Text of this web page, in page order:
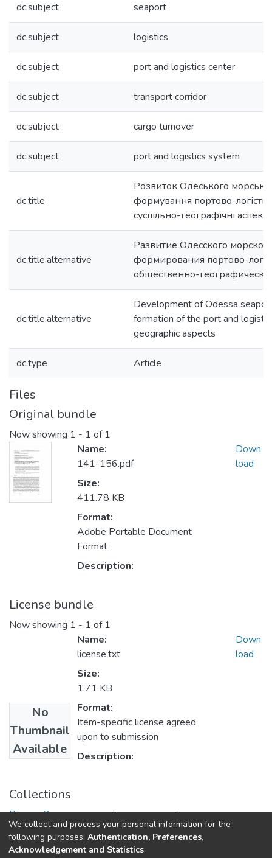
dc.subject seaport
dc.subject logistics
dc.subject port and logistics center
dc.subject transport corridor
dc.subject cargo turnover
dc.subject port and logistics system
dc.title
Розвиток Одеського
формування портово-
суспільно-географічні
dc.title.alternative
Развитие Одесского
формирования портово-
общественно-
dc.title.alternative
Development of Odessa
formation of the port and
geographic aspects
dc.type Article
Files
Original bundle
Now showing 1 - 1 of 1
Name:
141-156.pdf
Size:
411.78 KB
Format:
Adobe Portable Document
Format
Description:
Down
load
License bundle
Now showing 1 - 1 of 1
No
Thumbnail
Available
Name:
license.txt
Size:
1.71 KB
Format:
Item-specific license agreed
upon to submission
Description:
Down
load
Collections
Вісник Одеського національного університету.
Географічні та геологічні науки
We collect and process your personal information for the
following purposes: Authentication, Preferences,
Acknowledgement and Statistics.